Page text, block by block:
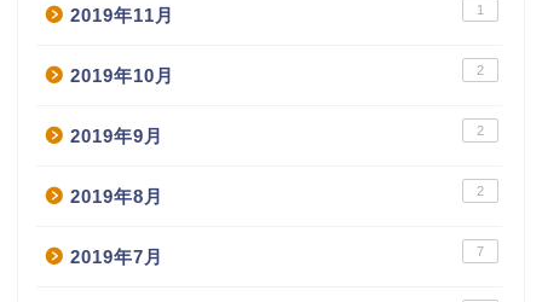
2019年11月 1
2019年10月 2
2019年9月 2
2019年8月 2
2019年7月 7